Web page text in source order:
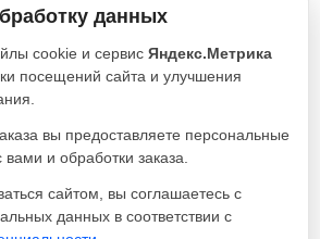
а/м 3302 "Бизнес" дв.4216 (к-кт 4шт.)
/ 1982
данных
cookie и сервис Яндекс.Метрика
посещений сайта и улучшения
вы предоставляете персональные
и обработки заказа.
сайтом, вы соглашаетесь с
данных в соответствии с